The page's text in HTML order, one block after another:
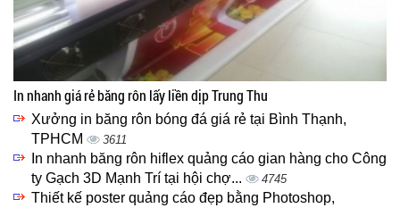
In nhanh giá rẻ băng rôn lấy liền dịp Trung Thu
Xưởng in băng rôn bóng đá giá rẻ tại Bình Thạnh,
TPHCM
3611
In nhanh băng rôn hiflex quảng cáo gian hàng cho Công
ty Gạch 3D Mạnh Trí tại hội chợ...
4745
Thiết kế poster quảng cáo đẹp bằng Photoshop,